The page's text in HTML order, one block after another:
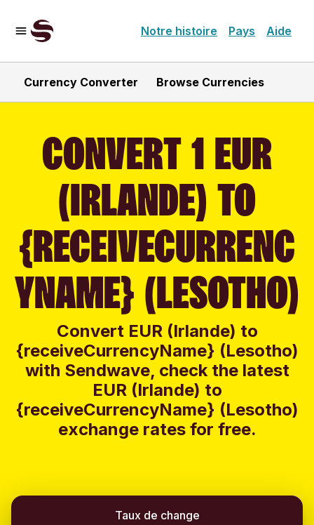
Notre histoire Pays Aide
Currency Converter Browse Currencies
CONVERT 1 EUR
(IRLANDE) TO
{RECEIVECURRENC
YNAME} (LESOTHO)
Convert EUR (Irlande) to
{receiveCurrencyName} (Lesotho)
with Sendwave, check the latest
EUR (Irlande) to
{receiveCurrencyName} (Lesotho)
exchange rates for free.
Taux de change